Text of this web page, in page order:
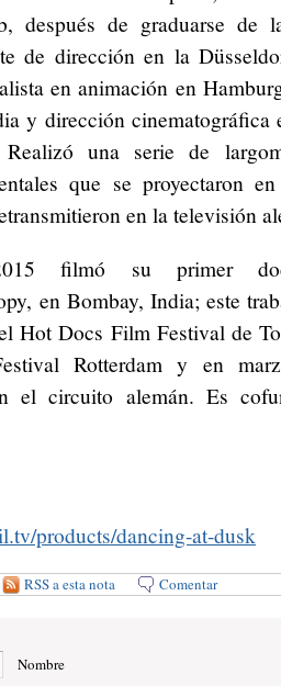
después de graduarse de
de dirección en la
en animación en
y dirección
una serie de
que se proyectaron
en la televisión
filmó su primer
en Bombay, India; este
Hot Docs Film Festival de
Rotterdam y en
el circuito alemán. Es
products/dancing-at-dusk
RSS a esta nota Comentar
Nombre